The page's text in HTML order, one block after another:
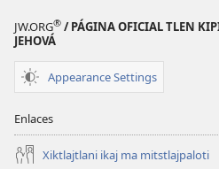
JW.ORG® / PÁGINA OFICIAL TLEN
JEHOVÁ
Appearance Settings
Enlaces
Xiktlajtlani ikaj ma mitstlajpaloti